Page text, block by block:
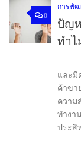
0
การพั
ปัญ
ทำไ
กา
และมี
ค้าขา
ความ
ทำงา
ประสิ